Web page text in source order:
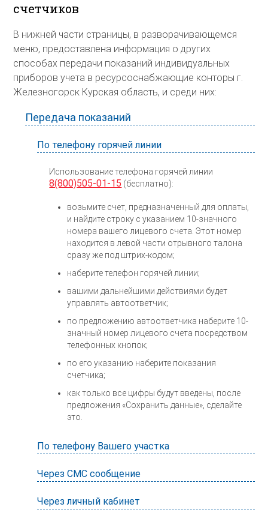
счетчиков
В нижней части страницы, в разворачивающемся
меню, предоставлена информация о других
способах передачи показаний индивидуальных
приборов учета в ресурсоснабжающие конторы г.
Железногорск Курская область, и среди них:
Передача показаний
По телефону горячей линии
Использование телефона горячей линии
8(800)505-01-15 (бесплатно):
возьмите счет, предназначенный для оплаты,
и найдите строку с указанием 10-значного
номера вашего лицевого счета. Этот номер
находится в левой части отрывного талона
сразу же под штрих-кодом;
наберите телефон горячей линии;
вашими дальнейшими действиями будет
управлять автоответчик;
по предложению автоответчика наберите 10-
значный номер лицевого счета посредством
телефонных кнопок;
по его указанию наберите показания
счетчика;
как только все цифры будут введены, после
предложения «Сохранить данные», сделайте
это.
По телефону Вашего участка
Через СМС сообщение
Через личный кабинет